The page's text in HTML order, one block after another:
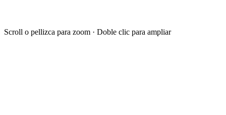
Scroll o pellizca para zoom · Doble clic para ampliar